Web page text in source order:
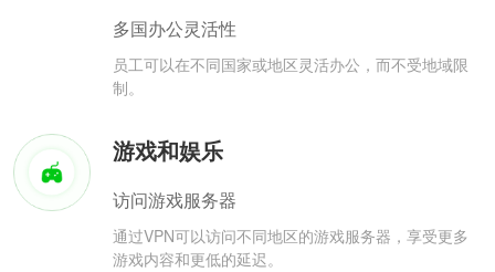
多国办公灵活性
员工可以在不同国家或地区灵活办公，而不受地域限
制。
游戏和娱乐
访问游戏服务器
通过VPN可以访问不同地区的游戏服务器，享受更多
游戏内容和更低的延迟。